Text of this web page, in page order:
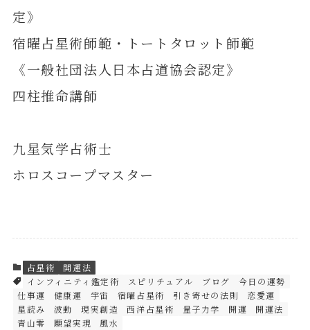
定》
宿曜占星術師範・トートタロット師範
《一般社団法人日本占道協会認定》
四柱推命講師
九星気学占術士
ホロスコープマスター
占星術
開運法
インフィニティ鑑定術
スピリチュアル ブログ
今日の運勢
仕事運
健康運 宇宙 宿曜占星術 引き寄せの法則
恋愛運
星読み
波動 現実創造 西洋占星術 量子力学 開運
開運法
青山零
願望実現 風水